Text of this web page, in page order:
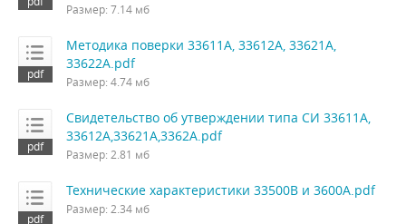
Размер: 7.14 мб
Методика поверки 33611A, 33612A, 33621A,
33622A.pdf
Размер: 4.74 мб
Свидетельство об утверждении типа СИ 33611A,
33612A,33621A,3362A.pdf
Размер: 2.81 мб
Технические характеристики 33500B и 3600A.pdf
Размер: 2.34 мб